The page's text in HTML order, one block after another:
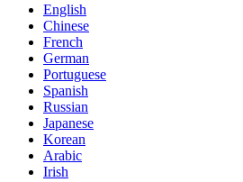
English
Chinese
French
German
Portuguese
Spanish
Russian
Japanese
Korean
Arabic
Irish